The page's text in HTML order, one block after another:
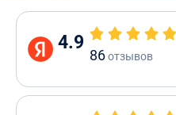
4.9
86отзывов